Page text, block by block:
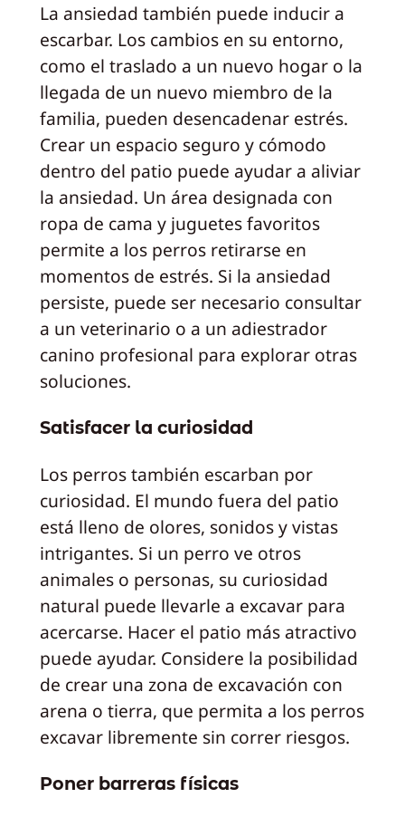
La ansiedad también puede inducir a
escarbar. Los cambios en su entorno,
como el traslado a un nuevo hogar o la
llegada de un nuevo miembro de la
familia, pueden desencadenar estrés.
Crear un espacio seguro y cómodo
dentro del patio puede ayudar a aliviar
la ansiedad. Un área designada con
ropa de cama y juguetes favoritos
permite a los perros retirarse en
momentos de estrés. Si la ansiedad
persiste, puede ser necesario consultar
a un veterinario o a un adiestrador
canino profesional para explorar otras
soluciones.
Satisfacer la curiosidad
Los perros también escarban por
curiosidad. El mundo fuera del patio
está lleno de olores, sonidos y vistas
intrigantes. Si un perro ve otros
animales o personas, su curiosidad
natural puede llevarle a excavar para
acercarse. Hacer el patio más atractivo
puede ayudar. Considere la posibilidad
de crear una zona de excavación con
arena o tierra, que permita a los perros
excavar libremente sin correr riesgos.
Poner barreras físicas